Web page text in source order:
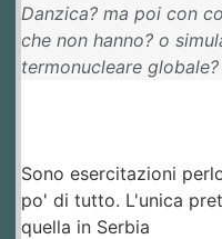
Danzica? ma poi con
che non hanno? o
termonucleare
Sono esercitazioni
po' di tutto. L'unica
quella in Serbia